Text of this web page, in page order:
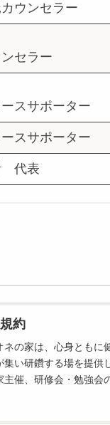
ウンセラー
セラー
スサポーター
スサポーター
代表
約
ネの家は、心身ともに
集い研鑽する場を提
主催、研修会・勉強